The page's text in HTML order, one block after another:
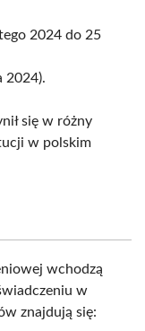
2024 do 25
2024).
się w różny
w polskim
wchodzą
w
znajdują się: